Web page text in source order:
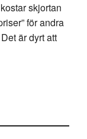
skjortan
för andra
är dyrt att